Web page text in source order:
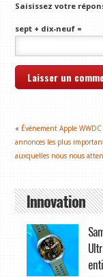
Saisissez votre
sept + dix-neuf =
« Événement Apple
annonces les plus
auxquelles nous nous
Innovation